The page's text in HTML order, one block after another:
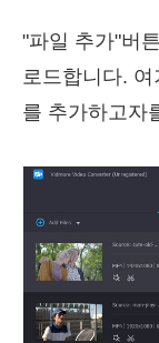
"파일 추가"버
로드합니다.
를 추가하고자